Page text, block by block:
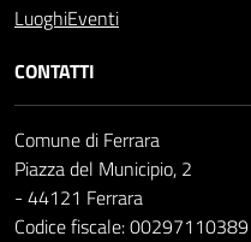
LuoghiEventi
CONTATTI
Comune di Ferrara
Piazza del Municipio, 2
- 44121 Ferrara
Codice fiscale: 00297110389